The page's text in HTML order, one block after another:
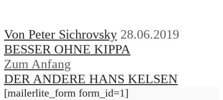
Von Peter Sichrovsky 28.06.2019
BESSER OHNE KIPPA
Zum Anfang
DER ANDERE HANS KELSEN
[mailerlite_form form_id=1]